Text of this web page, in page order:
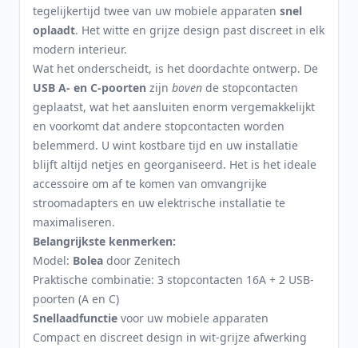
tegelijkertijd twee van uw mobiele apparaten snel
oplaadt. Het witte en grijze design past discreet in elk
modern interieur.
Wat het onderscheidt, is het doordachte ontwerp. De
USB A- en C-poorten zijn boven de stopcontacten
geplaatst, wat het aansluiten enorm vergemakkelijkt
en voorkomt dat andere stopcontacten worden
belemmerd. U wint kostbare tijd en uw installatie
blijft altijd netjes en georganiseerd. Het is het ideale
accessoire om af te komen van omvangrijke
stroomadapters en uw elektrische installatie te
maximaliseren.
Belangrijkste kenmerken:
Model: Bolea door Zenitech
Praktische combinatie: 3 stopcontacten 16A + 2 USB-
poorten (A en C)
Snellaadfunctie voor uw mobiele apparaten
Compact en discreet design in wit-grijze afwerking